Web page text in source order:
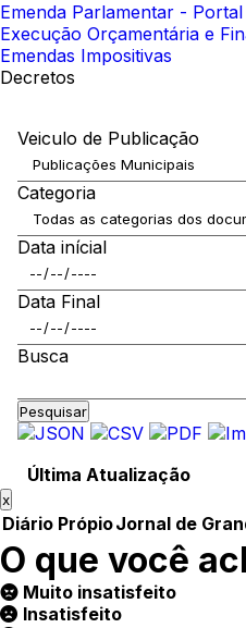
Emenda Parlamentar -
Execução Orçamentária e
Emendas Impositivas
Decretos
Veiculo de Publicação
Categoria
Data inícial
Data Final
Busca
Pesquisar
Última Atualização
x
Diário PrópioJornal de
O que você
Muito insatisfeito
Insatisfeito